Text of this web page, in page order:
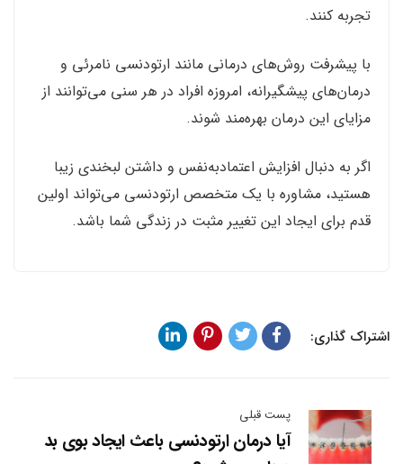
تجربه کنند.
با پیشرفت روش‌های درمانی مانند ارتودنسی نامرئی و
درمان‌های پیشگیرانه، امروزه افراد در هر سنی می‌توانند از
مزایای این درمان بهره‌مند شوند.
اگر به دنبال افزایش اعتمادبه‌نفس و داشتن لبخندی زیبا
هستید، مشاوره با یک متخصص ارتودنسی می‌تواند اولین
قدم برای ایجاد این تغییر مثبت در زندگی شما باشد.
اشتراک گذاری:
پست قبلی
آیا درمان ارتودنسی باعث ایجاد بوی بد